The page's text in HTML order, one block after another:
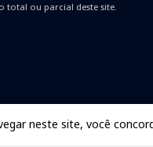
total ou parcial deste site.
neste site, você